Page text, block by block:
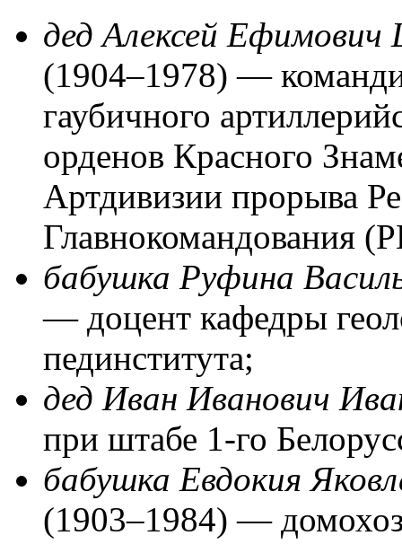
дед Алексей
(1904–1978) —
гаубичного
орденов Красного
Артдивизии прорыва
Главнокомандования
бабушка Руфина
—доцент кафедры
пединститута;
дед Иван Иванович
при штабе 1-го
бабушка Евдокия
(1903–1984) —